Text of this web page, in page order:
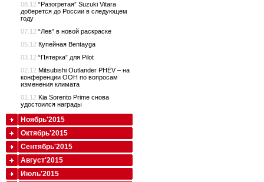
08.12 “Разогретая” Suzuki Vitara
доберется до России в следующем
году
07.12 “Лев” в новой раскраске
05.12 Купейная Bentayga
03.12 “Пятерка” для Pilot
02.12 Mitsubishi Outlander PHEV – на
конференции ООН по вопросам
изменения климата
01.12 Kia Sorento Prime снова
удостоился награды
Ноябрь'2015
Октябрь'2015
Сентябрь'2015
Август'2015
Июль'2015